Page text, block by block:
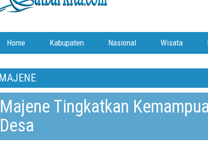
Home Kabupaten Nasional Wisata
MAJENE
Majene Tingkatkan
Desa